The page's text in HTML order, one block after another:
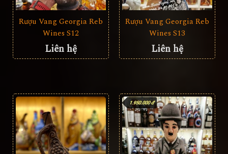
Rượu Vang Georgia Reb
Wines S12
Liên hệ
Rượu Vang Georgia Reb
Wines S13
Liên hệ